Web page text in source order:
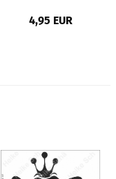
4,95 EUR